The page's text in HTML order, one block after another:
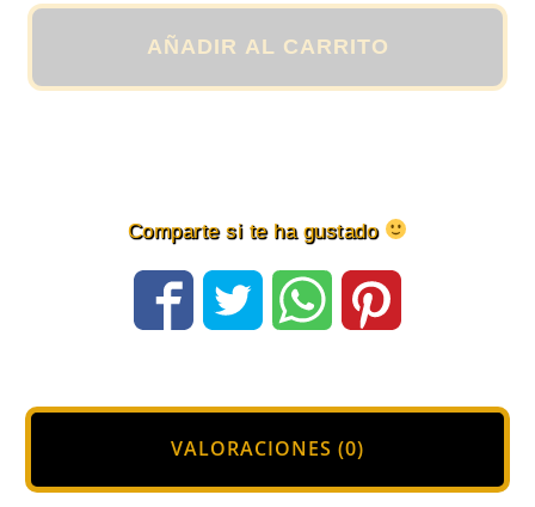
Mangas
para
AÑADIR AL CARRITO
Comparte si te ha gustado
VALORACIONES (0)